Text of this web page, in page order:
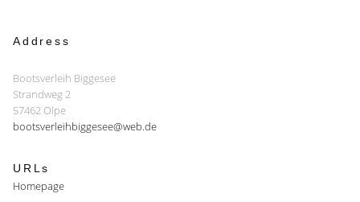
Address
Bootsverleih Biggesee
Strandweg 2
57462 Olpe
bootsverleihbiggesee@web.de
URLs
Homepage